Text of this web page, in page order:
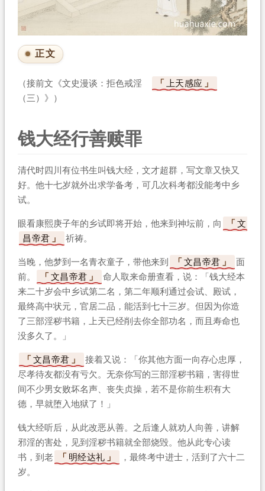
正文
（接前文《文史漫谈：拒色戒淫
上天感应
（三）》）
钱大经行善赎罪
清代时四川有位书生叫钱大经，文才超群，写文章又快又
好。他十七岁就外出求学备考，可几次科考都没能考中乡
试。
眼看康熙庚子年的乡试即将开始，他来到神坛前，向
文
昌帝君
祈祷。
当晚，他梦到一名青衣童子，带他来到 文昌帝君
面
前。
文昌帝君
命人取来命册查看，说：「钱大经本
来二十岁会中乡试第二名，第二年顺利通过会试、殿试，
最终高中状元，官居二品，能活到七十三岁。但因为你造
了三部淫秽书籍，上天已经削去你全部功名，而且寿命也
没多久了。」
文昌帝君
接着又说：「你其他方面一向存心忠厚，
尽孝待友都没有亏欠。无奈你写的三部淫秽书籍，害得世
间不少男女败坏名声、丧失贞操，若不是你前生积有大
德，早就堕入地狱了！」
钱大经听后，从此改恶从善。之后逢人就劝人向善，讲解
邪淫的害处，见到淫秽书籍就全部烧毁。他从此专心读
书，到老
明经达礼
，最终考中进士，活到了六十二
岁。